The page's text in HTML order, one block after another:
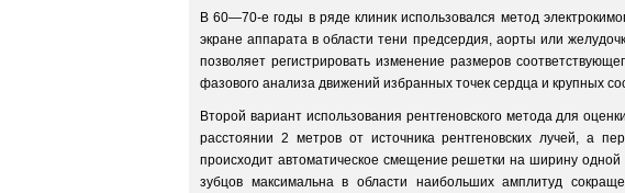
В 60—70-е годы в ряде клиник использовался метод
экране аппарата в области тени предсердия, аорты или
позволяет регистрировать изменение размеров
фазового анализа движений избранных точек сердца и крупных
Второй вариант использования рентгеновского метода для
расстоянии 2 метров от источника рентгеновских лучей, а
происходит автоматическое смещение решетки на ширину
зубцов максимальна в области наибольших амплитуд